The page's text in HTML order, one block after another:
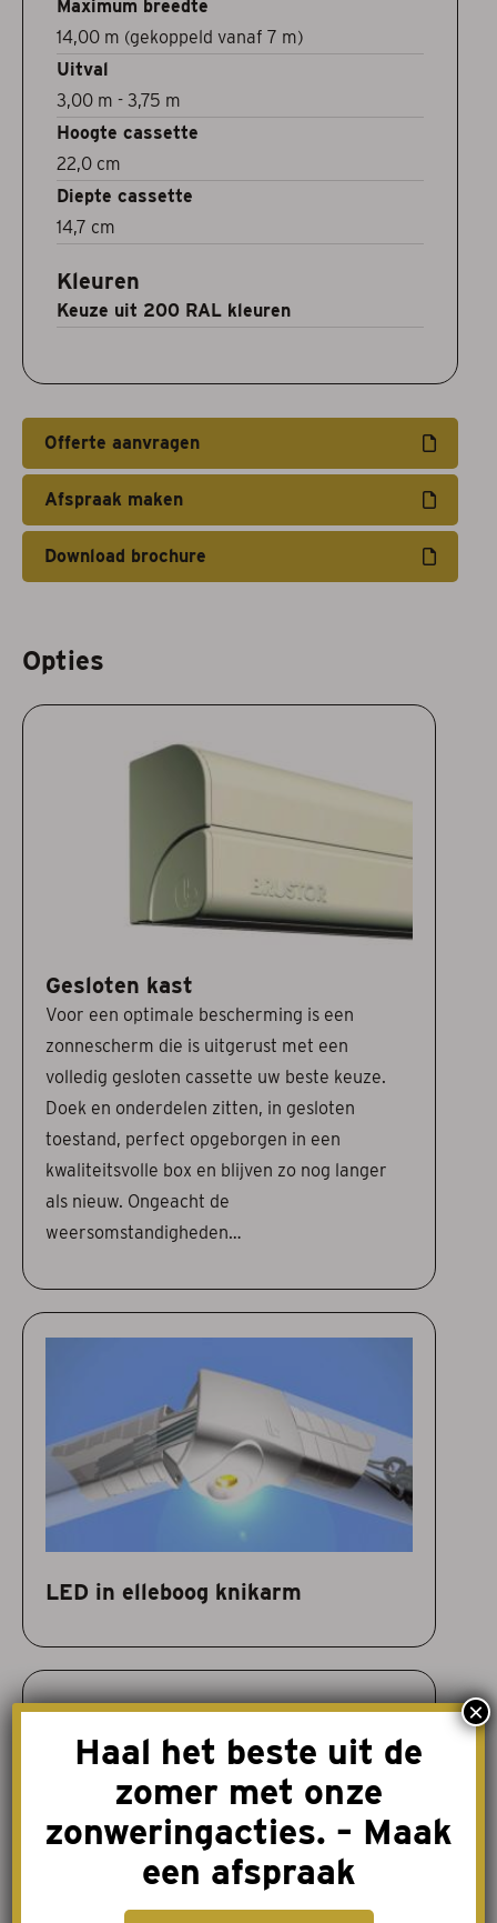
Maximum breedte
14,00 m (gekoppeld vanaf 7 m)
Uitval
3,00 m - 3,75 m
Hoogte cassette
22,0 cm
Diepte cassette
14,7 cm
Kleuren
Keuze uit 200 RAL kleuren
Offerte aanvragen
Afspraak maken
Download brochure
Opties
Gesloten kast
Voor een optimale bescherming is een
zonnescherm die is uitgerust met een
volledig gesloten cassette uw beste keuze.
Doek en onderdelen zitten, in gesloten
toestand, perfect opgeborgen in een
kwaliteitsvolle box en blijven zo nog langer
als nieuw. Ongeacht de
weersomstandigheden…
LED in elleboog knikarm
Haal het beste uit de
zomer met onze
zonweringacties. – Maak
een afspraak
×